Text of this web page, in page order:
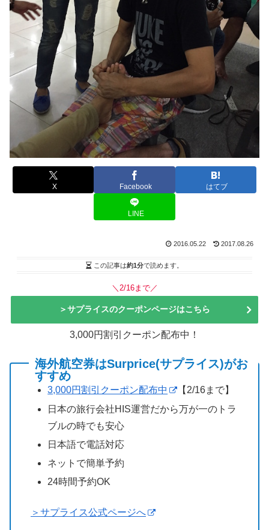
X Facebook はてブ
LINE
2016.05.22 2017.08.26
この記事は約1分で読めます。
＼2/16まで／
＞サプライスのクーポンページはこちら
3,000円割引クーポン配布中！
海外航空券はSurprice(サプライス)がお
すすめ
3,000円割引クーポン配布中
【2/16まで】
日本の旅行会社HIS運営だから万が一のトラ
ブルの時でも安心
日本語で電話対応
ネットで簡単予約
24時間予約OK
＞サプライス公式ページへ